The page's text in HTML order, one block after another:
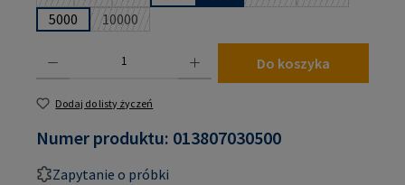
5000 10000(Ta opcja jest obecnie niedostępna.)
Do koszyka
Dodaj do listy życzeń
Numer produktu: 013807030500
Zapytanie o próbki